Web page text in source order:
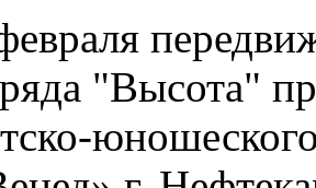
"Высота"